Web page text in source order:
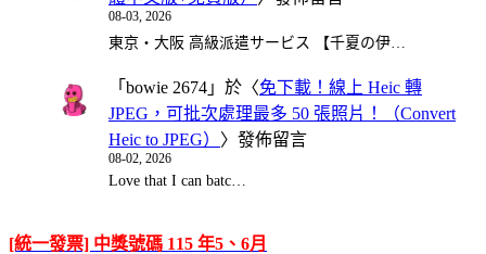
08-03, 2026
東京・大阪 高級派遣サービス 【千夏の伊…
「 bowie 2674 」於〈免下載！線上 Heic 轉
JPEG，可批次處理最多 50 張照片！（Convert
Heic to JPEG） 〉發佈留言
08-02, 2026
Love that I can batc…
[統一發票] 中獎號碼 115 年5、6月